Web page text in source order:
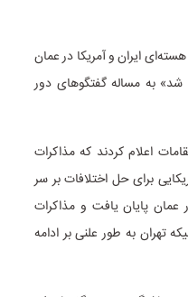
هسته‌ای ایران و آمریکا در عمان
به مساله گفتگوهای دور
اعلام کردند که مذاکرات
برای حل اختلافات بر سر
عمان پایان یافت و مذاکرات
تهران به طور علنی بر ادامه